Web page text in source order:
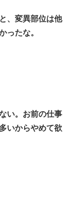
、変異部位は他
ったな。
い。お前の仕事
いからやめて欲